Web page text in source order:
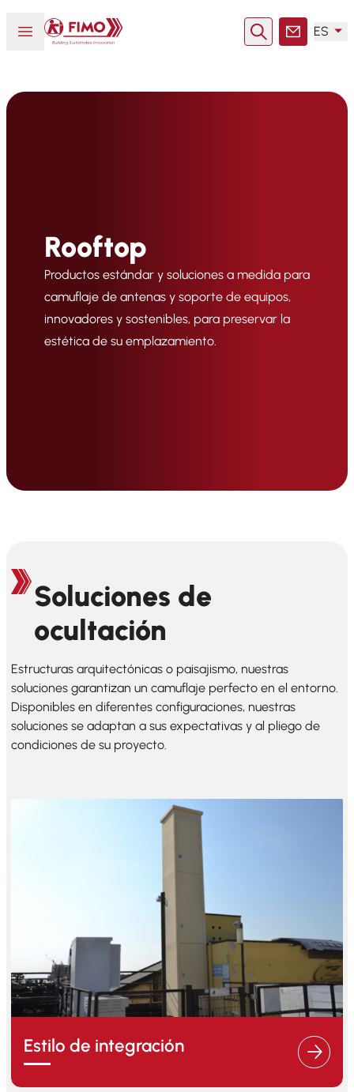
Abrir o cerrar el menú
Volver a la página principal
Buscar enContacto
ES
Rooftop
Productos estándar y soluciones a medida para
camuflaje de antenas y soporte de equipos,
innovadores y sostenibles, para preservar la
estética de su emplazamiento.
Soluciones de
ocultación
Estructuras arquitectónicas o paisajismo, nuestras
soluciones garantizan un camuflaje perfecto en el entorno.
Disponibles en diferentes configuraciones, nuestras
soluciones se adaptan a sus expectativas y al pliego de
condiciones de su proyecto.
Estilo de integración